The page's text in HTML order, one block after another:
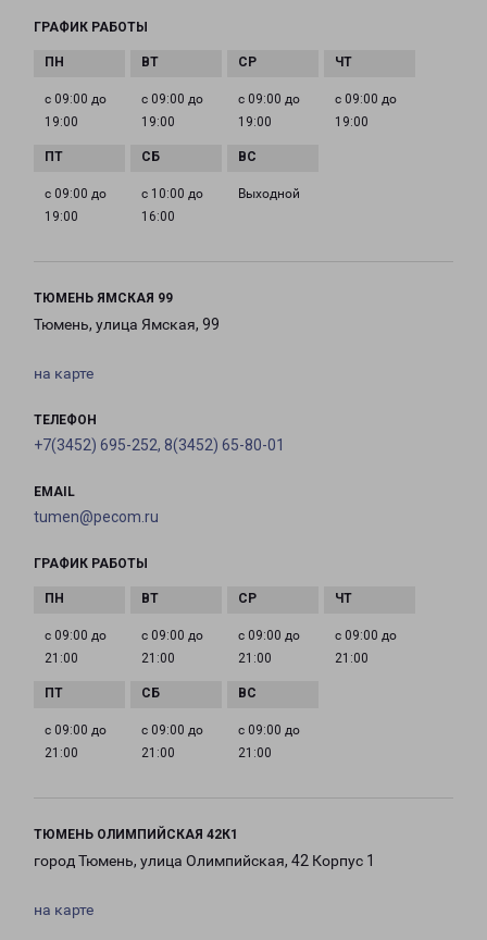
ГРАФИК РАБОТЫ
с 09:00 до
19:00
с 09:00 до
19:00
с 09:00 до
19:00
с 09:00 до
19:00
с 09:00 до
19:00
с 10:00 до
16:00
Выходной
ТЮМЕНЬ ЯМСКАЯ 99
Тюмень, улица Ямская, 99
на карте
ТЕЛЕФОН
+7(3452) 695-252, 8(3452) 65-80-01
EMAIL
tumen@pecom.ru
ГРАФИК РАБОТЫ
с 09:00 до
21:00
с 09:00 до
21:00
с 09:00 до
21:00
с 09:00 до
21:00
с 09:00 до
21:00
с 09:00 до
21:00
с 09:00 до
21:00
ТЮМЕНЬ ОЛИМПИЙСКАЯ 42К1
город Тюмень, улица Олимпийская, 42 Корпус 1
на карте